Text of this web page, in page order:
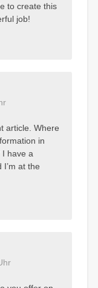
to create this
job!
article. Where
in
have a
at the